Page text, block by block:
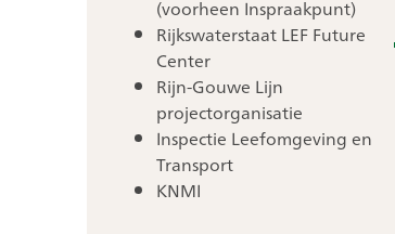
(voorheen Inspraakpunt)
Rijkswaterstaat LEF Future
Center
Rijn-Gouwe Lijn
projectorganisatie
Inspectie Leefomgeving en
Transport
KNMI